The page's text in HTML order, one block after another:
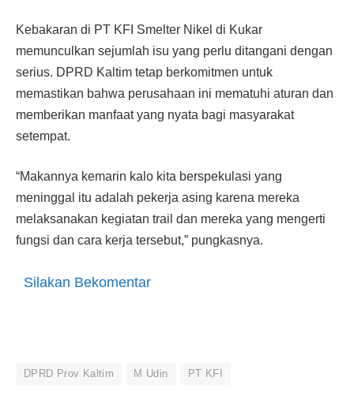
Kebakaran di PT KFI Smelter Nikel di Kukar
memunculkan sejumlah isu yang perlu ditangani dengan
serius. DPRD Kaltim tetap berkomitmen untuk
memastikan bahwa perusahaan ini mematuhi aturan dan
memberikan manfaat yang nyata bagi masyarakat
setempat.
“Makannya kemarin kalo kita berspekulasi yang
meninggal itu adalah pekerja asing karena mereka
melaksanakan kegiatan trail dan mereka yang mengerti
fungsi dan cara kerja tersebut,” pungkasnya.
Silakan Bekomentar
DPRD Prov Kaltim M Udin PT KFI